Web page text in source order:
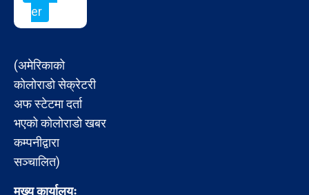
er
(अमेरिकाको
कोलोराडो सेक्रेटरी
अफ स्टेटमा दर्ता
भएको कोलोराडो खबर
कम्पनीद्वारा
सञ्चालित)
मुख्य कार्यालयः